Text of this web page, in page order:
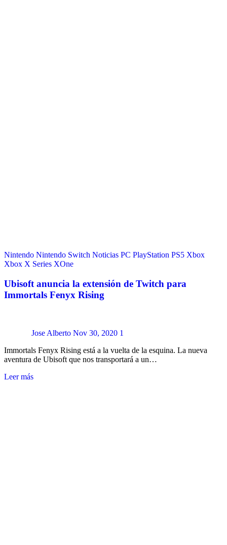
Nintendo Nintendo Switch Noticias PC PlayStation PS5 Xbox
Xbox X Series XOne
Ubisoft anuncia la extensión de Twitch para
Immortals Fenyx Rising
Jose Alberto Nov 30, 2020 1
Immortals Fenyx Rising está a la vuelta de la esquina. La nueva
aventura de Ubisoft que nos transportará a un…
Leer más